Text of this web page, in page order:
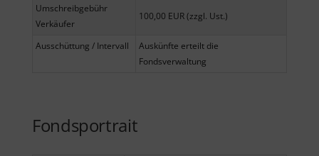
Umschreibgebühr
Verkäufer
100,00 EUR (zzgl. Ust.)
Ausschüttung / Intervall
Auskünfte erteilt die
Fondsverwaltung
Fondsportrait